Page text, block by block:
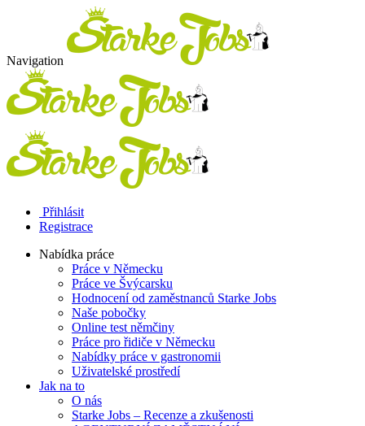
Navigation
Přihlásit
Registrace
Nabídka práce
Práce v Německu
Práce ve Švýcarsku
Hodnocení od zaměstnanců Starke Jobs
Naše pobočky
Online test němčiny
Práce pro řidiče v Německu
Nabídky práce v gastronomii
Uživatelské prostředí
Jak na to
O nás
Starke Jobs – Recenze a zkušenosti